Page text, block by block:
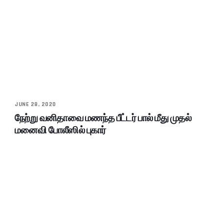
JUNE 28, 2020
நேற்று வனிதாவை மணந்த பீட்டர் பால் மீது முதல்
மனைவி போலீஸில் புகார்